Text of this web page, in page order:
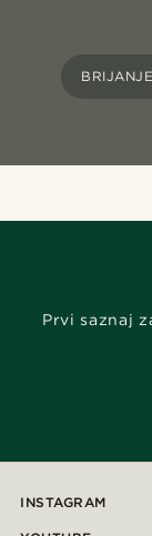
BRIJANJE
Prvi saznaj
INSTAGRAM